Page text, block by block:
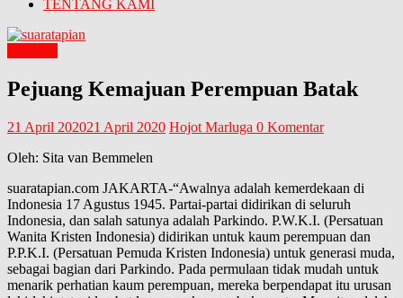
TENTANG KAMI
Pejuang Kemajuan Perempuan Batak
21 April 202021 April 2020 Hojot Marluga 0 Komentar
Oleh: Sita van Bemmelen
suaratapian.com JAKARTA-“Awalnya adalah kemerdekaan di
Indonesia 17 Agustus 1945. Partai-partai didirikan di seluruh
Indonesia, dan salah satunya adalah Parkindo. P.W.K.I. (Persatuan
Wanita Kristen Indonesia) didirikan untuk kaum perempuan dan
P.P.K.I. (Persatuan Pemuda Kristen Indonesia) untuk generasi muda,
sebagai bagian dari Parkindo. Pada permulaan tidak mudah untuk
menarik perhatian kaum perempuan, mereka berpendapat itu urusan